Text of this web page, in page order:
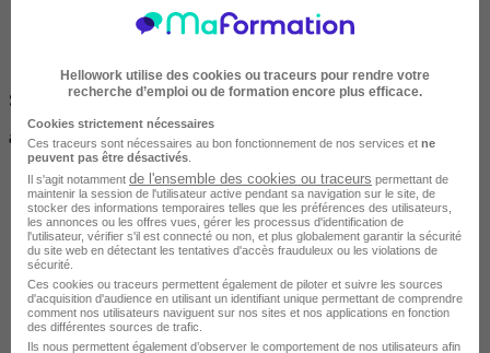
Suivi individuel
avec un formateur dédié
Hellowork utilise des cookies ou traceurs pour rendre votre
recherche d’emploi ou de formation encore plus efficace.
Cookies strictement nécessaires
Ces traceurs sont nécessaires au bon fonctionnement de nos services et ne
peuvent pas être désactivés
Il s'agit notamment de l'ensemble des cookies ou traceurs permettant de
maintenir la session de l'utilisateur active pendant sa navigation sur le site, de
stocker des informations temporaires telles que les préférences des utilisateurs,
les annonces ou les offres vues, gérer les processus d'identification de
l'utilisateur, vérifier s'il est connecté ou non, et plus globalement garantir la sécurité
du site web en détectant les tentatives d'accès frauduleux ou les violations de
sécurité.
Ces cookies ou traceurs permettent également de piloter et suivre les sources
d'acquisition d'audience en utilisant un identifiant unique permettant de comprendre
comment nos utilisateurs naviguent sur nos sites et nos applications en fonction
des différentes sources de trafic.
Ils nous permettent également d’observer le comportement de nos utilisateurs afin